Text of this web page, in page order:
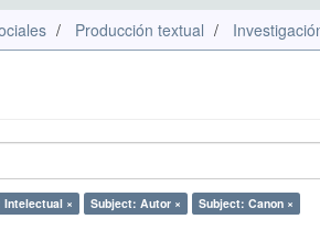
Producción textual
Intelectual × Subject: Autor × Subject: Canon ×